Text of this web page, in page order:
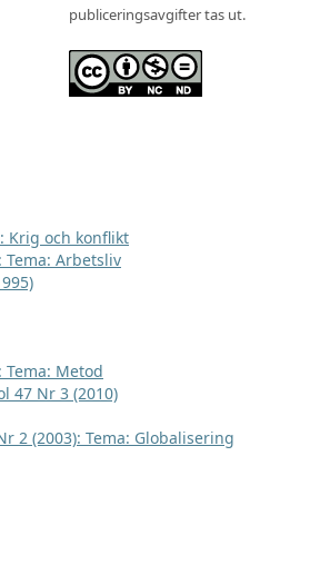
publiceringsavgifter tas ut.
Krig och konflikt
Tema: Arbetsliv
Tema: Metod
47 Nr 3 (2010)
2 (2003): Tema: Globalisering